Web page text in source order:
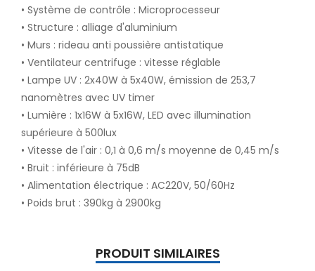
• Système de contrôle : Microprocesseur
• Structure : alliage d'aluminium
• Murs : rideau anti poussière antistatique
• Ventilateur centrifuge : vitesse réglable
• Lampe UV : 2x40W à 5x40W, émission de 253,7
nanomètres avec UV timer
• Lumière : 1x16W à 5x16W, LED avec illumination
supérieure à 500lux
• Vitesse de l'air : 0,1 à 0,6 m/s moyenne de 0,45 m/s
• Bruit : inférieure à 75dB
• Alimentation électrique : AC220V, 50/60Hz
• Poids brut : 390kg à 2900kg
PRODUIT SIMILAIRES